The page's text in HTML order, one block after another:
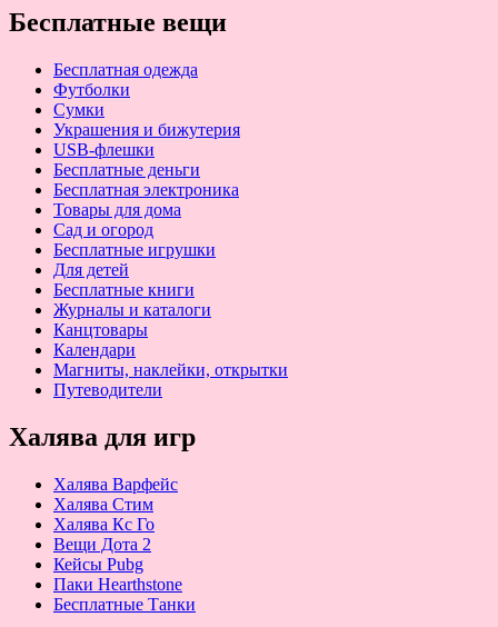
Бесплатные вещи
Бесплатная одежда
Футболки
Сумки
Украшения и бижутерия
USB-флешки
Бесплатные деньги
Бесплатная электроника
Товары для дома
Сад и огород
Бесплатные игрушки
Для детей
Бесплатные книги
Журналы и каталоги
Канцтовары
Календари
Магниты, наклейки, открытки
Путеводители
Халява для игр
Халява Варфейс
Халява Стим
Халява Кс Го
Вещи Дота 2
Кейсы Pubg
Паки Hearthstone
Бесплатные Танки